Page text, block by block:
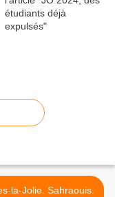
la-Jolie. Sahraouis.